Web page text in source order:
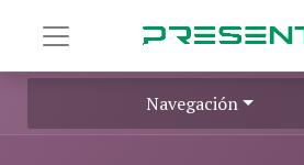
Navegación